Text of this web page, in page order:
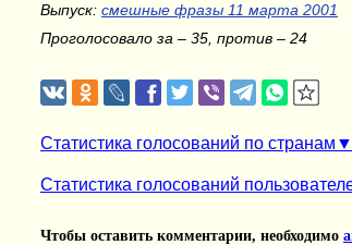
Выпуск: смешные фразы 11 марта 2001
Проголосовало за – 35, против – 24
Статистика голосований по странам
Статистика голосований
Чтобы оставить комментарии, необходимо